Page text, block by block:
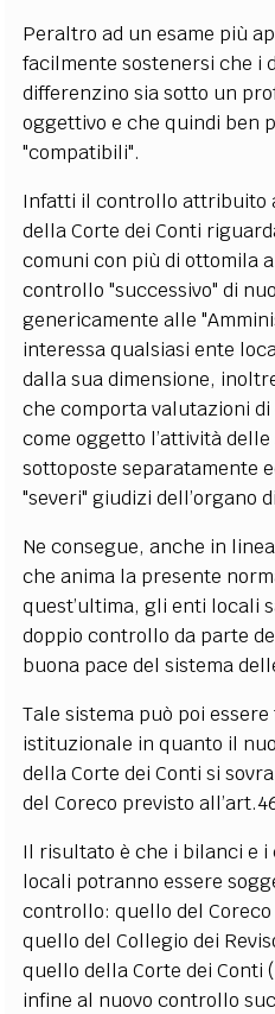
Peraltro ad un esame più
facilmente sostenersi che i
differenzino sia sotto un
oggettivo e che quindi ben
"compatibili".
Infatti il controllo attribuito
della Corte dei Conti
comuni con più di ottomila
controllo "successivo" di
genericamente alle
interessa qualsiasi ente
dalla sua dimensione,
che comporta valutazioni
come oggetto l’attività
sottoposte separatamente
"severi" giudizi dell’organo
Ne consegue, anche in
che anima la presente
quest’ultima, gli enti locali
doppio controllo da parte
buona pace del sistema
Tale sistema può poi
istituzionale in quanto il
della Corte dei Conti si
del Coreco previsto
Il risultato è che i bilanci e
locali potranno essere
controllo: quello del Coreco
quello del Collegio dei
quello della Corte dei Conti
infine al nuovo controllo